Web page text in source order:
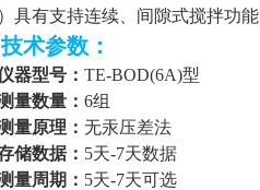
具有支持连续、间隙式搅拌功能
术参数：
器型号 ： TE-BOD(6A)型
量数量： 6组
量原理： 无汞压差法
储数据： 5天-7天数据
量周期： 5天-7天可选